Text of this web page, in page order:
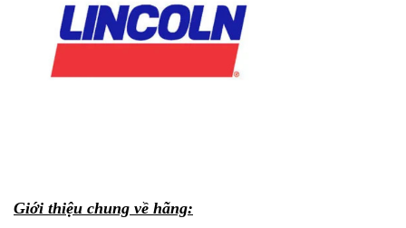
Giới thiệu chung về hãng: